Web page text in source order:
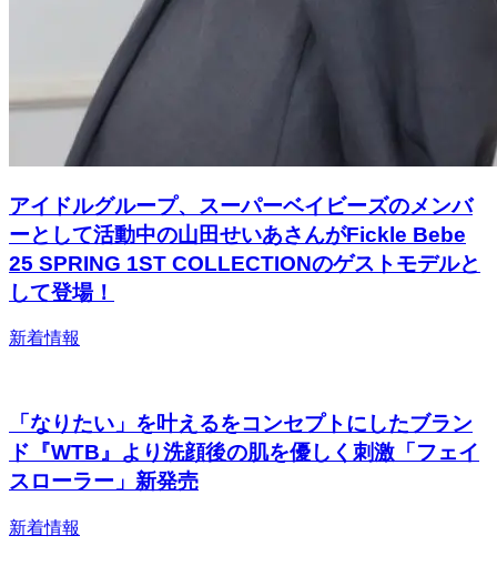
アイドルグループ、スーパーベイビーズのメンバ
ーとして活動中の山田せいあさんがFickle Bebe
25 SPRING 1ST COLLECTIONのゲストモデルと
して登場！
新着情報
「なりたい」を叶えるをコンセプトにしたブラン
ド『WTB』より洗顔後の肌を優しく刺激「フェイ
スローラー」新発売
新着情報